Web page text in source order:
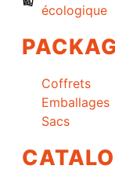
écologique
Coffrets
Emballages
Sacs